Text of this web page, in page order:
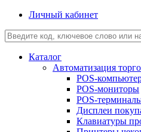
Личный кабинет
Каталог
Автоматизация
POS-
POS-мониторы
POS-
Дисплеи
Клавиатуры